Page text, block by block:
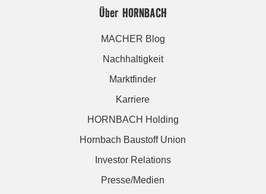
Über HORNBACH
MACHER Blog
Nachhaltigkeit
Marktfinder
Karriere
HORNBACH Holding
Hornbach Baustoff Union
Investor Relations
Presse/Medien